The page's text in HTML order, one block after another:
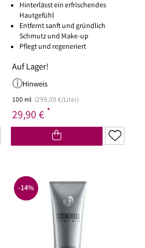
Hinterlässt ein erfrischendes
Hautgefühl
Entfernt sanft und gründlich
Schmutz und Make-up
Pflegt und regeneriert
Auf Lager!
Hinweis
100 ml (299,00 €/Liter)
29,90 € *
-14%